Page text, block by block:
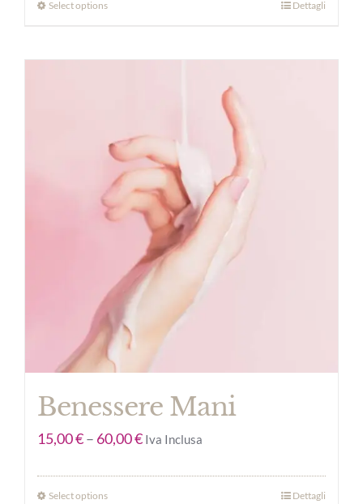
Select options Dettagli
Benessere Mani
15,00€– 60,00€ Iva Inclusa
Select options Dettagli